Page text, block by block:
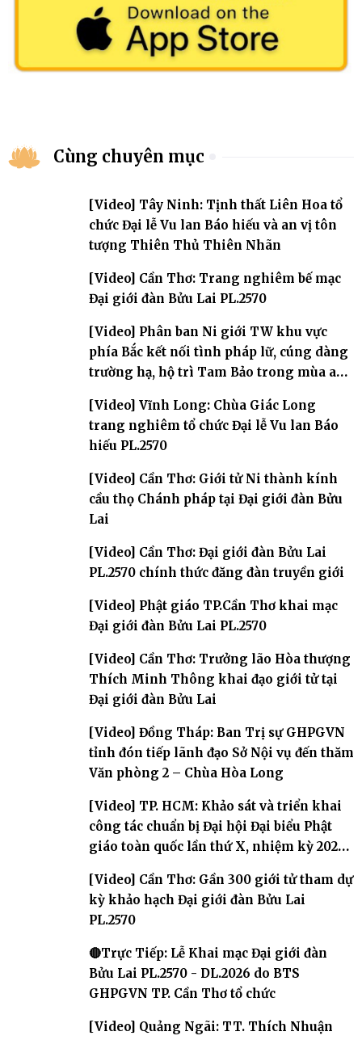
Cùng chuyên mục
[Video] Tây Ninh: Tịnh thất Liên Hoa tổ
chức Đại lễ Vu lan Báo hiếu và an vị tôn
tượng Thiên Thủ Thiên Nhãn
[Video] Cần Thơ: Trang nghiêm bế mạc
Đại giới đàn Bửu Lai PL.2570
[Video] Phân ban Ni giới TW khu vực
phía Bắc kết nối tình pháp lữ, cúng dàng
trường hạ, hộ trì Tam Bảo trong mùa an
[Video] Vĩnh Long: Chùa Giác Long
trang nghiêm tổ chức Đại lễ Vu lan Báo
hiếu PL.2570
[Video] Cần Thơ: Giới tử Ni thành kính
cầu thọ Chánh pháp tại Đại giới đàn Bửu
Lai
[Video] Cần Thơ: Đại giới đàn Bửu Lai
PL.2570 chính thức đăng đàn truyền giới
[Video] Phật giáo TP.Cần Thơ khai mạc
Đại giới đàn Bửu Lai PL.2570
[Video] Cần Thơ: Trưởng lão Hòa thượng
Thích Minh Thông khai đạo giới tử tại
Đại giới đàn Bửu Lai
[Video] Đồng Tháp: Ban Trị sự GHPGVN
tỉnh đón tiếp lãnh đạo Sở Nội vụ đến thăm
Văn phòng 2 – Chùa Hòa Long
[Video] TP. HCM: Khảo sát và triển khai
công tác chuẩn bị Đại hội Đại biểu Phật
giáo toàn quốc lần thứ X, nhiệm kỳ 2026-
[Video] Cần Thơ: Gần 300 giới tử tham dự
kỳ khảo hạch Đại giới đàn Bửu Lai
PL.2570
🔴Trực Tiếp: Lễ Khai mạc Đại giới đàn
Bửu Lai PL.2570 - DL.2026 do BTS
GHPGVN TP. Cần Thơ tổ chức
[Video] Quảng Ngãi: TT. Thích Nhuận